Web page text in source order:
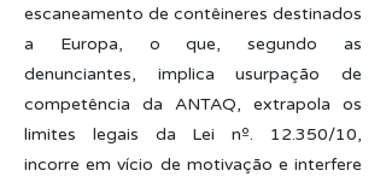
escaneamento de contêineres destinados
a Europa, o que, segundo as
denunciantes, implica usurpação de
competência da ANTAQ, extrapola os
limites legais da Lei nº. 12.350/10,
incorre em vício de motivação e interfere